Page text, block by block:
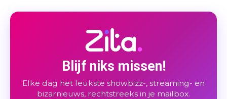
Blijf niks missen!
Elke dag het leukste showbizz-, streaming- en
bizarnieuws, rechtstreeks in je mailbox.